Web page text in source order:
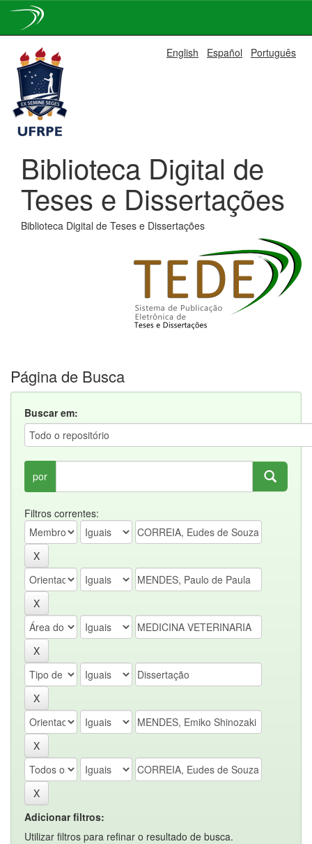
navigation
English Español Português
Biblioteca Digital de
Teses e Dissertações
Biblioteca Digital de Teses e Dissertações
Página de Busca
Buscar em:
por
Filtros correntes:
Adicionar filtros:
Utilizar filtros para refinar o resultado de busca.